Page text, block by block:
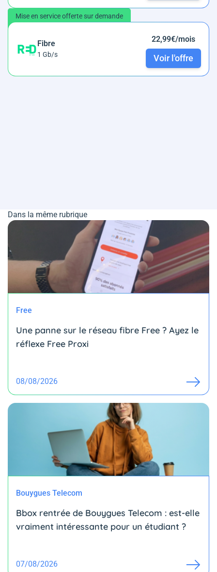
Mise en service offerte sur demande
Fibre
1 Gb/s
22,99€/mois
Voir l'offre
Dans la même rubrique
Free
Une panne sur le réseau fibre Free ? Ayez le
réflexe Free Proxi
08/08/2026
Bouygues Telecom
Bbox rentrée de Bouygues Telecom : est-elle
vraiment intéressante pour un étudiant ?
07/08/2026